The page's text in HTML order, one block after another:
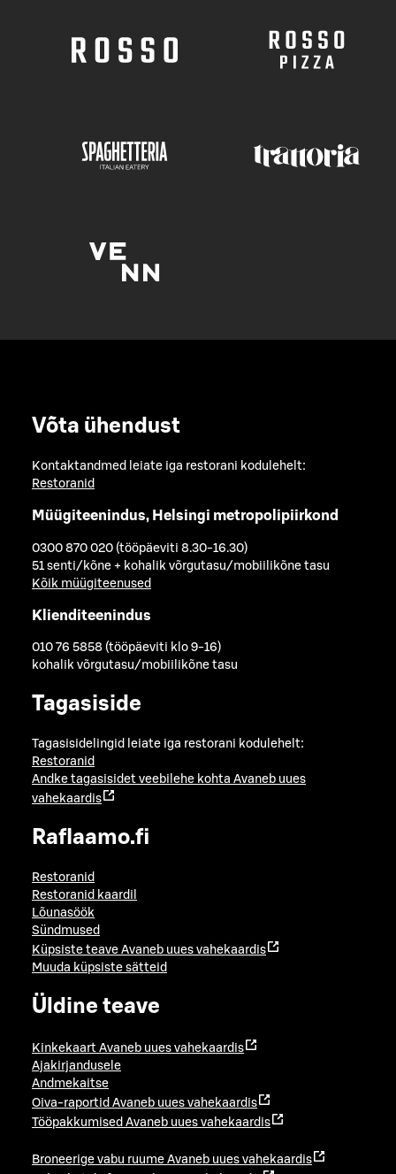
Võta ühendust
Kontaktandmed leiate iga restorani kodulehelt:
Restoranid
Müügiteenindus, Helsingi metropolipiirkond
0300 870 020 (tööpäeviti 8.30-16.30)
51 senti/kõne + kohalik võrgutasu/mobiilikõne tasu
Kõik müügiteenused
Klienditeenindus
010 76 5858 (tööpäeviti klo 9-16)
kohalik võrgutasu/mobiilikõne tasu
Tagasiside
Tagasisidelingid leiate iga restorani kodulehelt:
Restoranid
Andke tagasisidet veebilehe kohta Avaneb uues
vahekaardis
Raflaamo.fi
Restoranid
Restoranid kaardil
Lõunasöök
Sündmused
Küpsiste teave Avaneb uues vahekaardis
Muuda küpsiste sätteid
Üldine teave
Kinkekaart Avaneb uues vahekaardis
Ajakirjandusele
Andmekaitse
Oiva-raportid Avaneb uues vahekaardis
Tööpakkumised Avaneb uues vahekaardis
Broneerige vabu ruume Avaneb uues vahekaardis